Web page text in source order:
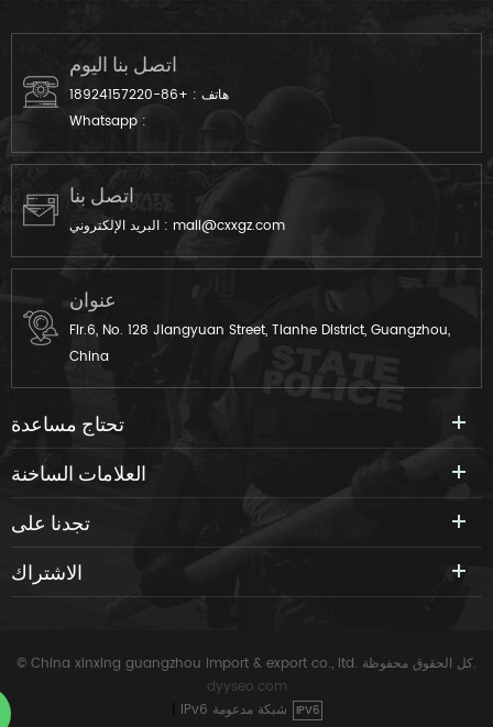
اتصل بنا اليوم
هاتف : +86-18924157220
Whatsapp :
اتصل بنا
البريد الإلكتروني : mail@cxxgz.com
عنوان
Flr.6, No. 128 Jiangyuan Street, Tianhe District, Guangzhou,
China
تحتاج مساعدة
العلامات الساخنة
تجدنا على
الاشتراك
© China xinxing guangzhou import & export co., ltd. كل الحقوق محفوظة.
dyyseo.com
IPv6 شبكة مدعومة IPV6